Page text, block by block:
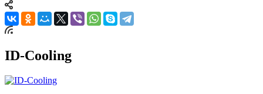
ID-Cooling